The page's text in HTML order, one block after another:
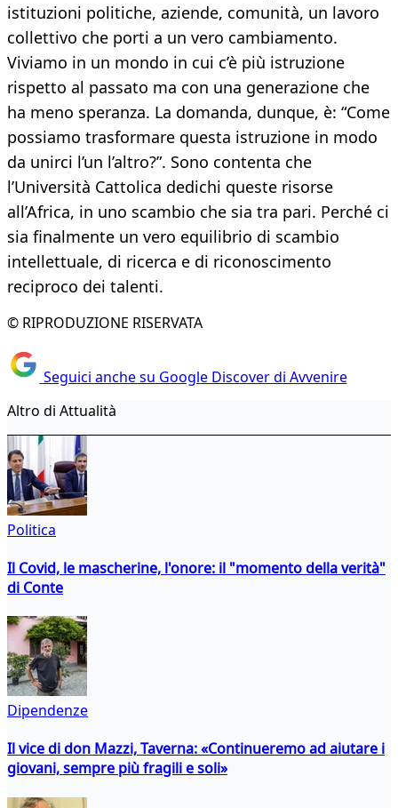
istituzioni politiche, aziende, comunità, un lavoro
collettivo che porti a un vero cambiamento.
Viviamo in un mondo in cui c’è più istruzione
rispetto al passato ma con una generazione che
ha meno speranza. La domanda, dunque, è: “Come
possiamo trasformare questa istruzione in modo
da unirci l’un l’altro?”. Sono contenta che
l’Università Cattolica dedichi queste risorse
all’Africa, in uno scambio che sia tra pari. Perché ci
sia finalmente un vero equilibrio di scambio
intellettuale, di ricerca e di riconoscimento
reciproco dei talenti.
© RIPRODUZIONE RISERVATA
Seguici anche su Google Discover di Avvenire
Altro di Attualità
Politica
Il Covid, le mascherine, l'onore: il "momento della verità"
di Conte
Dipendenze
Il vice di don Mazzi, Taverna: «Continueremo ad aiutare i
giovani, sempre più fragili e soli»